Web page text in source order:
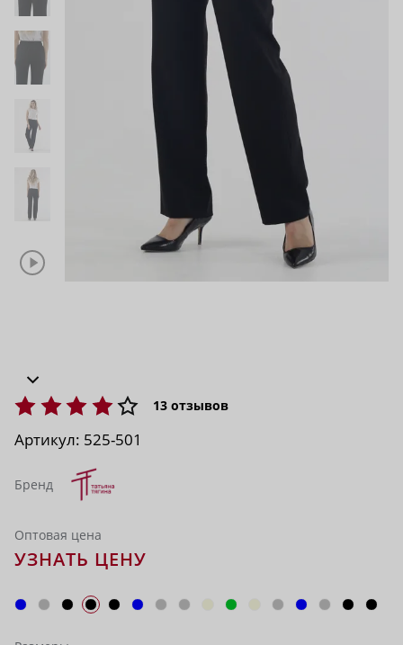
13 отзывов
Артикул: 525-501
Бренд
Оптовая цена
УЗНАТЬ ЦЕНУ